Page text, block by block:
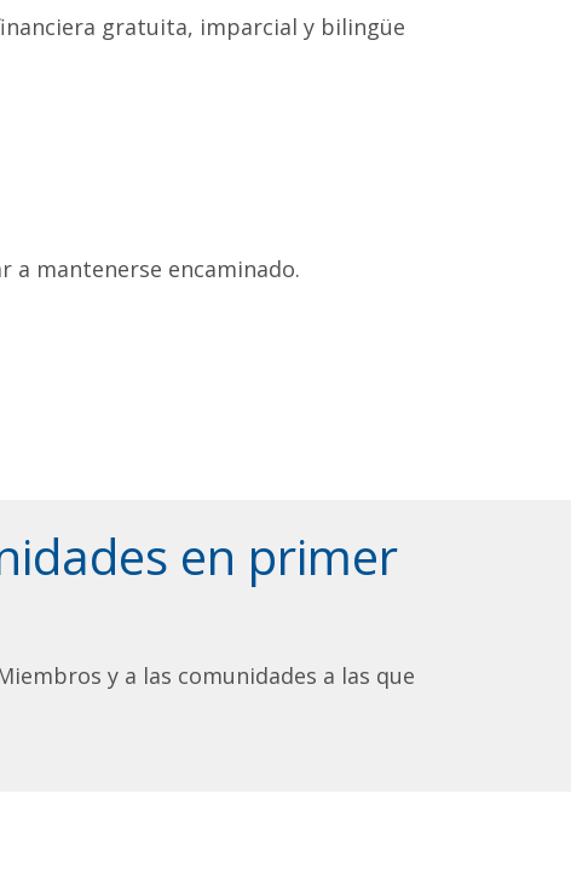
gratuita, imparcial y bilingüe
a mantenerse encaminado.
en primer
y a las comunidades a las que